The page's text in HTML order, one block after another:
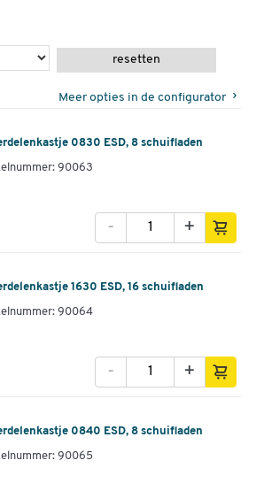
resetten
Meer opties in de configurator
0830 ESD, 8 schuifladen
90063
+
-
1630 ESD, 16 schuifladen
90064
+
-
0840 ESD, 8 schuifladen
90065